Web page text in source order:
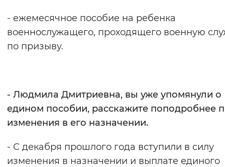
- ежемесячное пособие на ребенка
военнослужащего, проходящего военную
по призыву.
- Людмила Дмитриевна, вы уже упомянули о
едином пособии, расскажите поподробнее
изменения в его назначении.
- С декабря прошлого года вступили в силу
изменения в назначении и выплате единого